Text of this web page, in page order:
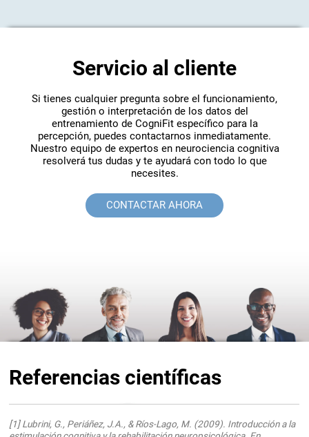
Si tienes cualquier pregunta sobre el funcionamiento,
gestión o interpretación de los datos del
entrenamiento de CogniFit específico para la
percepción, puedes contactarnos inmediatamente.
Nuestro equipo de expertos en neurociencia cognitiva
resolverá tus dudas y te ayudará con todo lo que
necesites.